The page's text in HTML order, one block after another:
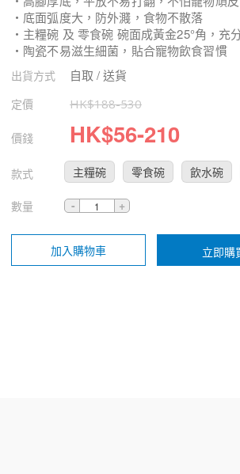
・底面弧度大，防外濺，食物不散落
・主糧碗 及 零食碗 碗面成黃金25°角，充
・陶瓷不易滋生細菌，貼合寵物飲食習慣
出貨方式 自取 / 送貨
定價 HK$188-530
價錢 HK$56-210
款式 主糧碗 零食碗 飲水碗
數量
加入購物車 立即購